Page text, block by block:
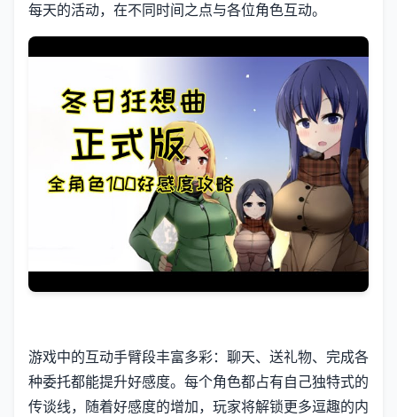
每天的活动，在不同时间之点与各位角色互动。
游戏中的​​互动手臂段丰富多彩​​：聊天、送礼物、完成各
种委托都能提升好感度。每个角色都占有自己独特式的
传谈线，随着好感度的增加，玩家将解锁更多逗趣的内